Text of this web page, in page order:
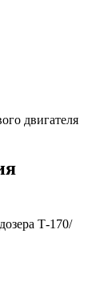
двигателя
Т-170/